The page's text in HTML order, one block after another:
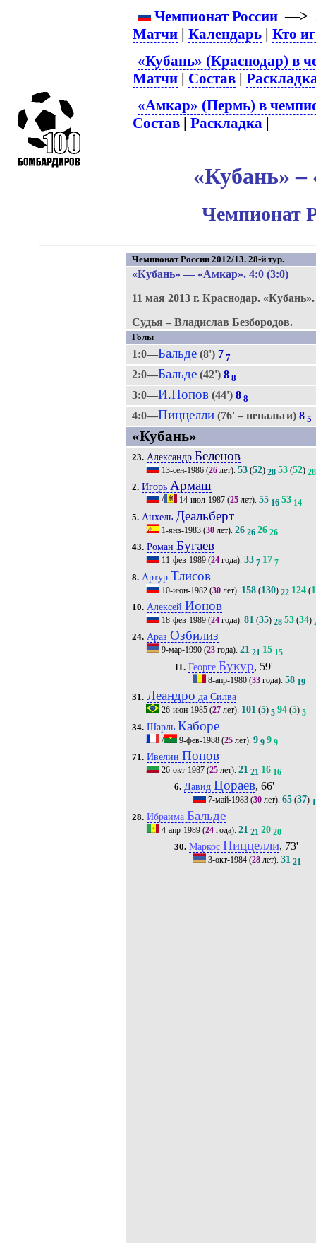
Чемпионат России —>
Матчи |Календарь |Кто
«Кубань» (Краснодар) в
Матчи | Состав |
«Амкар» (Пермь) в
Состав |Раскладка |
«Кубань»
Чемпионат
Чемпионат России 2012/13. 28-й тур.
«Кубань» — «Амкар». 4:0 (3:0)
11 мая 2013 г. Краснодар.
Судья – Владислав Безбородов.
Голы
1:0—Бальде(8') 7 7
2:0—Бальде(42') 8 8
3:0—И.Попов(44') 8 8
4:0—Пиццелли(76' – пенальти) 8 5
«Кубань»
23. Александр Беленов
13-сен-1986(26лет). 53(52) 28 53(52) 28
2. Игорь Армаш
/ 14-июл-1987(25лет). 55 16 53 14
5. Анхель Деальберт
1-янв-1983(30лет). 26 26 26 26
43. Роман Бугаев
11-фев-1989(24года). 33 7 17 7
8. Артур Тлисов
10-июн-1982(30лет). 158(130) 22 124(
10. Алексей Ионов
18-фев-1989(24года). 81(35) 28 53(34)
24. Араз Озбилиз
9-мар-1990(23года). 21 21 15 15
11. Георге Букур, 59'
8-апр-1980 (33 года).58 19
31. Леандро да Силва
26-июн-1985(27лет). 101(5) 5 94(5) 5
34. Шарль Каборе
/ 9-фев-1988(25лет). 9 9 9 9
71. Ивелин Попов
26-окт-1987(25лет). 21 21 16 16
6. Давид Цораев, 66'
7-май-1983 (30 лет).65 (37)
28. Ибраима Бальде
4-апр-1989(24года). 21 21 20 20
30. Маркос Пиццелли, 73'
3-окт-1984 (28 лет).31 21